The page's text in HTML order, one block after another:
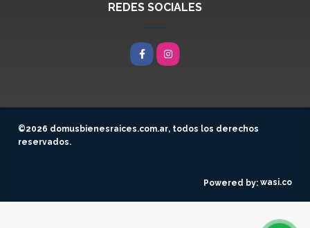
REDES SOCIALES
FacebookInstagram
©2026 domusbienesraices.com.ar, todos los derechos
reservados.
Powered by: wasi.co